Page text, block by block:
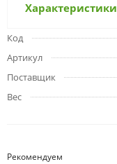
Характеристики
Код
Артикул
Поставщик
Вес
Рекомендуем